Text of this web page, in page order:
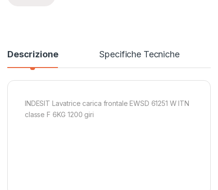
Descrizione Specifiche Tecniche
INDESIT Lavatrice carica frontale EWSD 61251 W ITN
classe F 6KG 1200 giri